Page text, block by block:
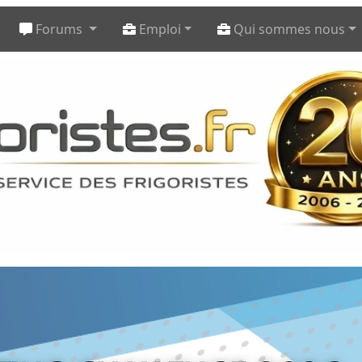
Forums Emploi Qui sommes nous